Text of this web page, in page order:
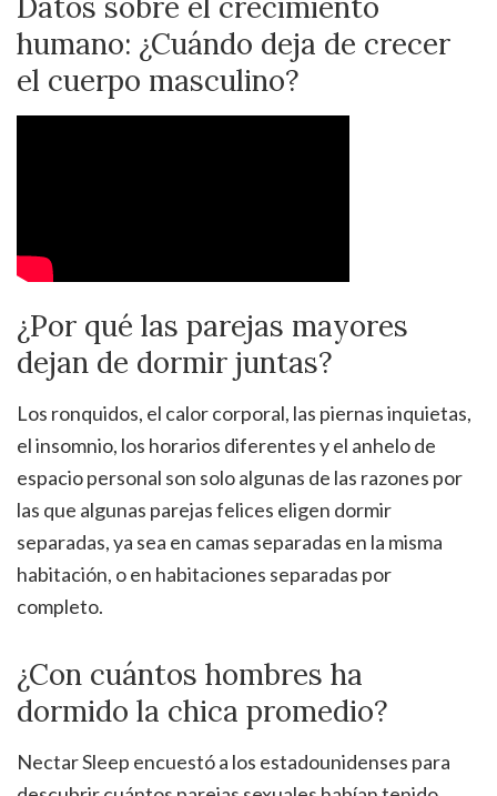
humano: ¿Cuándo deja de crecer
el cuerpo masculino?
¿Por qué las parejas mayores
dejan de dormir juntas?
Los ronquidos, el calor corporal, las piernas inquietas,
el insomnio, los horarios diferentes y el anhelo de
espacio personal son solo algunas de las razones por
las que algunas parejas felices eligen dormir
separadas, ya sea en camas separadas en la misma
habitación, o en habitaciones separadas por
completo.
¿Con cuántos hombres ha
dormido la chica promedio?
Nectar Sleep encuestó a los estadounidenses para